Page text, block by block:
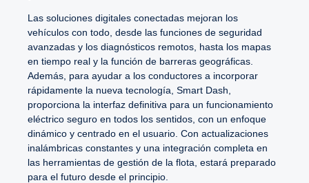
Las soluciones digitales conectadas mejoran los
vehículos con todo, desde las funciones de seguridad
avanzadas y los diagnósticos remotos, hasta los mapas
en tiempo real y la función de barreras geográficas.
Además, para ayudar a los conductores a incorporar
rápidamente la nueva tecnología, Smart Dash,
proporciona la interfaz definitiva para un funcionamiento
eléctrico seguro en todos los sentidos, con un enfoque
dinámico y centrado en el usuario. Con actualizaciones
inalámbricas constantes y una integración completa en
las herramientas de gestión de la flota, estará preparado
para el futuro desde el principio.